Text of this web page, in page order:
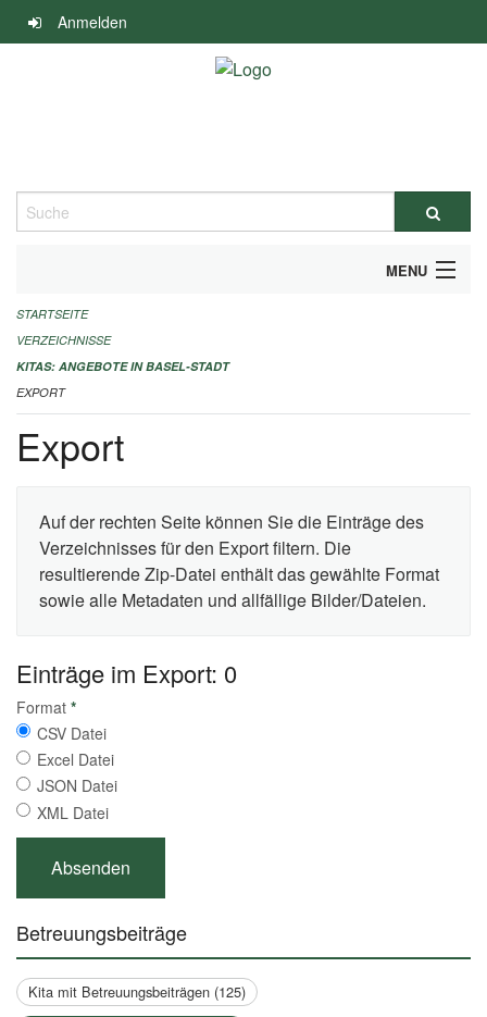
Navigation
überspringen
Anmelden
Suche
MENU
ALLGEMEINE INFORMATIONEN
IMPRESSUM
STARTSEITE
VERZEICHNISSE
KITAS: ANGEBOTE IN BASEL-STADT
EXPORT
Export
Auf der rechten Seite können Sie die Einträge des
Verzeichnisses für den Export filtern. Die
resultierende Zip-Datei enthält das gewählte Format
sowie alle Metadaten und allfällige Bilder/Dateien.
Einträge im Export: 0
Format *
CSV Datei
Excel Datei
JSON Datei
XML Datei
Betreuungsbeiträge
Kita mit Betreuungsbeiträgen (125)